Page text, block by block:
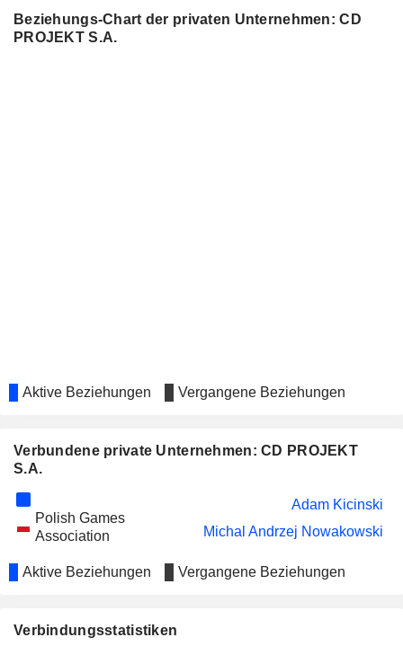
ENERGIA SA
Aleksandra Janulewicz Szewczyk
Beziehungs-Chart der privaten Unternehmen: CD
PROJEKT S.A.
Aktive Beziehungen Vergangene Beziehungen
Verbundene private Unternehmen: CD PROJEKT
S.A.
Polish Games
Association
Adam Kicinski
Michal Andrzej Nowakowski
Aktive Beziehungen Vergangene Beziehungen
Verbindungsstatistiken